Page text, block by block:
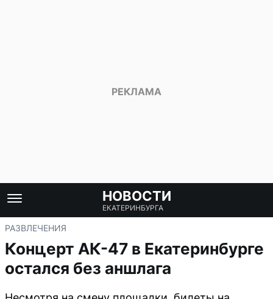
НОВОСТИ
ЕКАТЕРИНБУРГА
РАЗВЛЕЧЕНИЯ
Концерт АК-47 в Екатеринбурге
остался без аншлага